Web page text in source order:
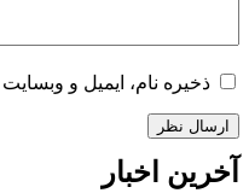
ذخیره نام، ایمیل و
آخرین اخبار